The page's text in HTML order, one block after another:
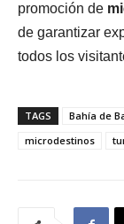
promoción de
de garantizar
todos los
TAGS Bahía de
microdestinos